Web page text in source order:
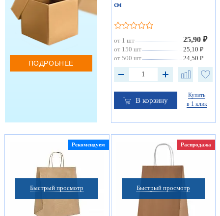
ПОДРОБНЕЕ
см
от 1 шт 25,90 ₽
от 150 шт
25,10 ₽
от 500 шт
24,50 ₽
В корзину
Купить
в 1 клик
Быстрый просмотр
Рекомендуем
Быстрый просмотр
Распродажа